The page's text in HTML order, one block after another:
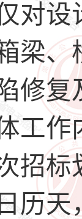
对
梁
修
工
招标
历天